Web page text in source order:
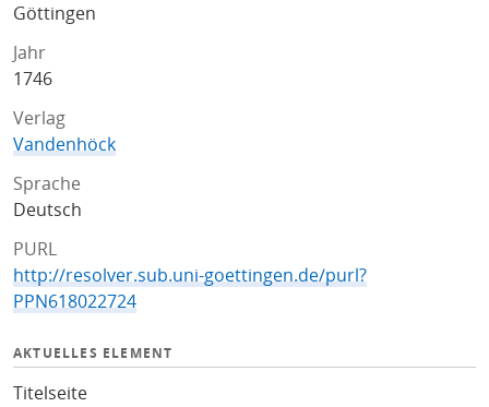
Göttingen
Jahr
1746
Verlag
Vandenhöck
Sprache
Deutsch
PURL
http://resolver.sub.uni-goettingen.de/purl?
PPN618022724
AKTUELLES ELEMENT
Titelseite